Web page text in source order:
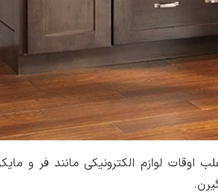
اوقات لوازم الکترونیکی مانند فر و